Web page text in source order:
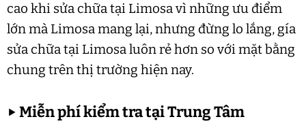
cao khi sửa chữa tại Limosa vì những ưu điểm
lớn mà Limosa mang lại, nhưng đừng lo lắng, gía
sửa chữa tại Limosa luôn rẻ hơn so với mặt bằng
chung trên thị trường hiện nay.
▶Miễn phí kiểm tra tại Trung Tâm